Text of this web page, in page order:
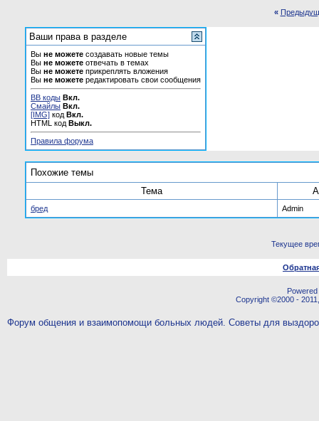
«
Ваши права в разделе
Вы не можете создавать новые темы
Вы не можете отвечать в темах
Вы не можете прикреплять вложения
Вы не можете редактировать свои сообщения
BB коды Вкл.
Смайлы Вкл.
[IMG] код Вкл.
HTML код Выкл.
Правила форума
Похожие темы
Тема
бред Admin
Текущее
Copyright ©2000 -
Форум общения и взаимопомощи больных людей. Советы для